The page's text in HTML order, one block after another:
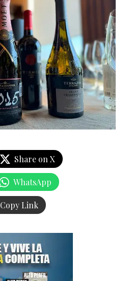
Share on X
WhatsApp
Copy Link